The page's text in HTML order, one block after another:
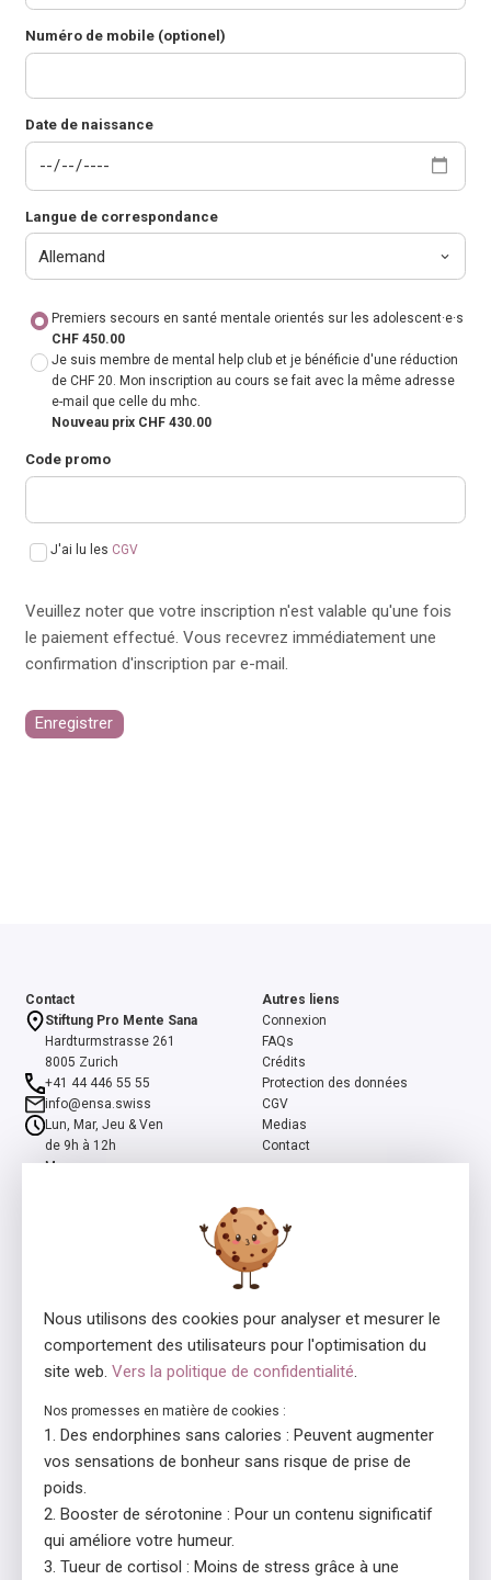
Numéro de mobile (optionel)
Date de naissance
Langue de correspondance
Premiers secours en santé mentale orientés sur les adolescent·e·s
CHF 450.00
Je suis membre de mental help club et je bénéficie d'une réduction
de CHF 20. Mon inscription au cours se fait avec la même adresse
e-mail que celle du mhc.
Nouveau prix CHF 430.00
Code promo
J'ai lu les CGV
Veuillez noter que votre inscription n'est valable qu'une fois
le paiement effectué. Vous recevrez immédiatement une
confirmation d'inscription par e-mail.
Enregistrer
Contact
Stiftung Pro Mente Sana
Hardturmstrasse 261
8005 Zurich
+41 44 446 55 55
info@ensa.swiss
Lun, Mar, Jeu & Ven
de 9h à 12h
Mer
Autres liens
Connexion
FAQs
Crédits
Protection des données
CGV
Medias
Contact
ensa est un programme co-initié par la Fondation suisse Pro Mente
et Ernst Göhner.
Consédant de la licence
Nous utilisons des cookies pour analyser et mesurer le
comportement des utilisateurs pour l'optimisation du
site web. Vers la politique de confidentialité
Nos promesses en matière de cookies :
Des endorphines sans calories : Peuvent augmenter
vos sensations de bonheur sans risque de prise de
poids.
Booster de sérotonine : Pour un contenu significatif
qui améliore votre humeur.
Tueur de cortisol : Moins de stress grâce à une